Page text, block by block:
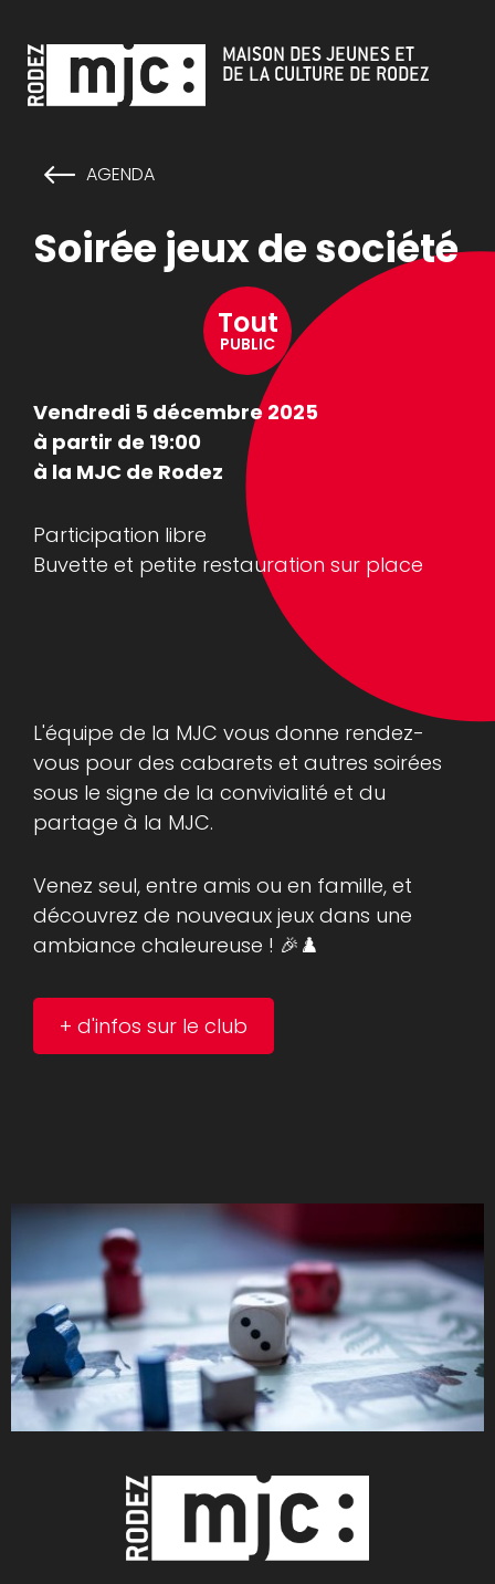
MAISON DES JEUNES ET
DE LA CULTURE DE RODEZ
AGENDA
Soirée jeux de société
Tout
PUBLIC
Vendredi 5 décembre 2025
à partir de 19:00
à la MJC de Rodez
Participation libre
Buvette et petite restauration sur place
L'équipe de la MJC vous donne rendez-
vous pour des cabarets et autres soirées
sous le signe de la convivialité et du
partage à la MJC.
Venez seul, entre amis ou en famille, et
découvrez de nouveaux jeux dans une
ambiance chaleureuse ! 🎉♟️
+ d'infos sur le club